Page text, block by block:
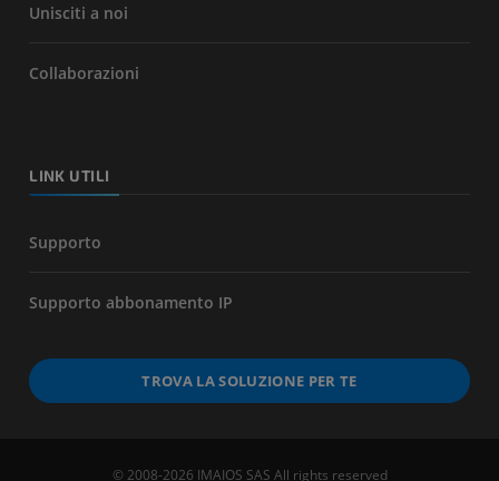
Unisciti a noi
Collaborazioni
LINK UTILI
Supporto
Supporto abbonamento IP
TROVA LA SOLUZIONE PER TE
© 2008-2026 IMAIOS SAS All rights reserved